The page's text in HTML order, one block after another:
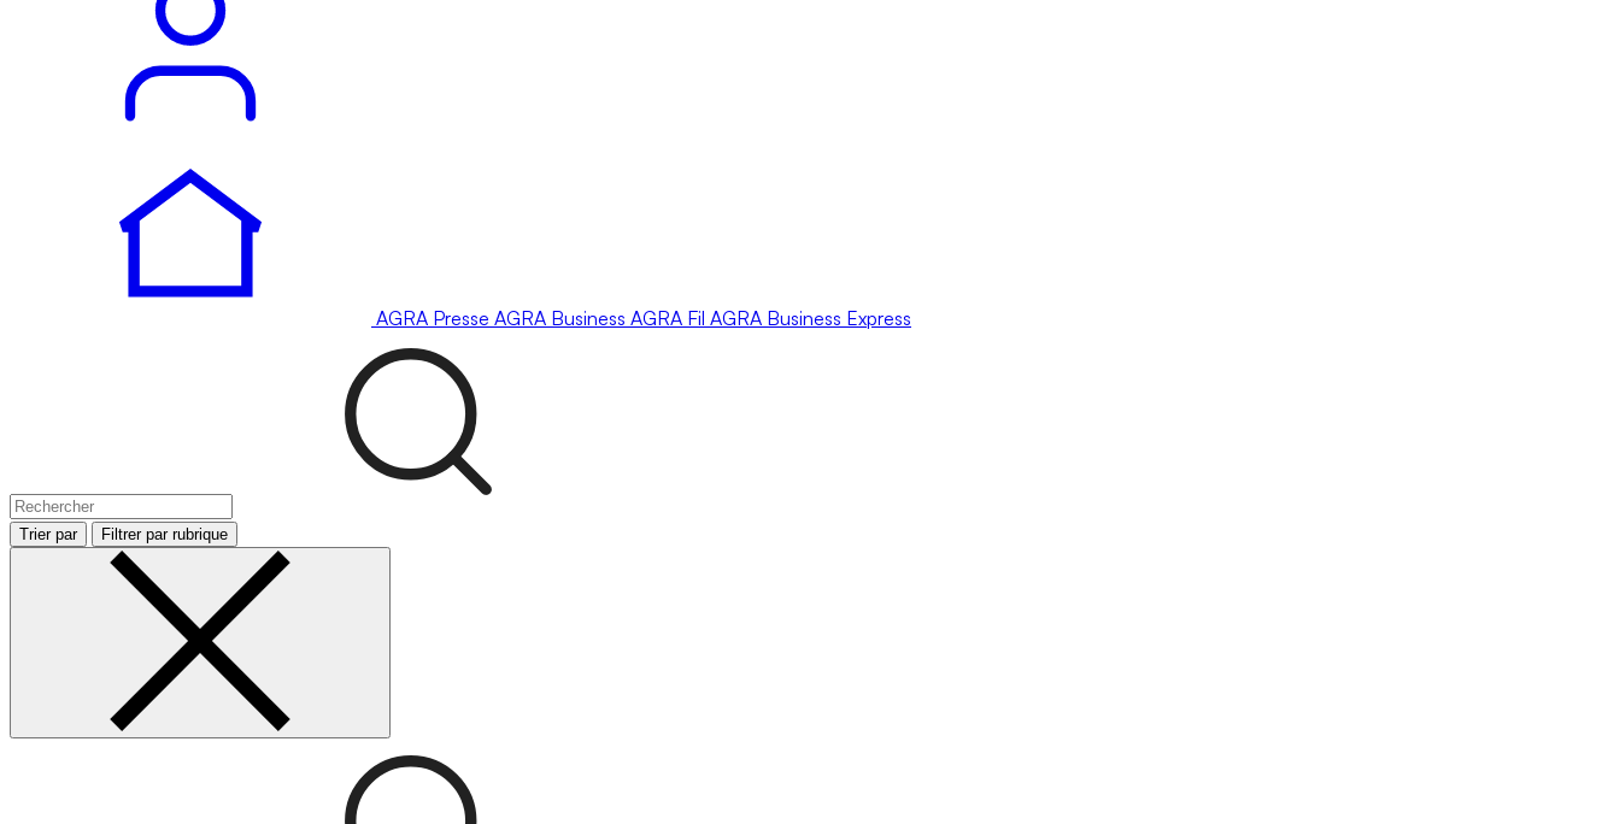
AGRA Presse AGRA Business AGRA Fil AGRA Business Express
Trier par Filtrer par rubrique